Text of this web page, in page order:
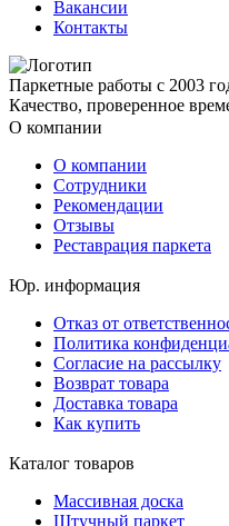
Вакансии
Контакты
Паркетные работы с 2003
Качество, проверенное
О компании
О компании
Сотрудники
Рекомендации
Отзывы
Реставрация паркета
Юр. информация
Отказ от
Политика
Согласие на рассылку
Возврат товара
Доставка товара
Как купить
Каталог товаров
Массивная доска
Штучный паркет